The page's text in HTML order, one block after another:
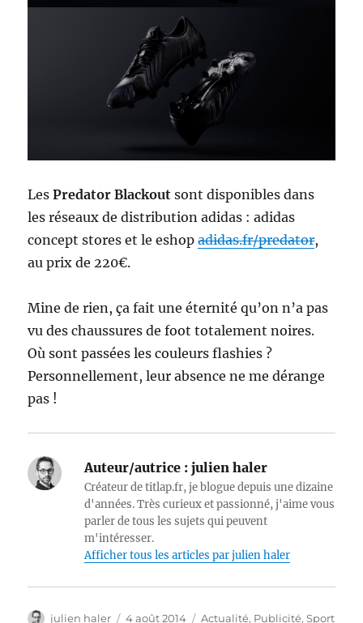
LesPredator Blackout sont disponibles dans
les réseaux de distribution adidas : adidas
concept stores et le eshopadidas.fr/predator,
au prix de 220€.
Mine de rien, ça fait une éternité qu’on n’a pas
vu des chaussures de foot totalement noires.
Où sont passées les couleurs flashies ?
Personnellement, leur absence ne me dérange
pas !
Auteur/autrice : julien haler
Créateur de titlap.fr, je blogue depuis une dizaine
d'années. Très curieux et passionné, j'aime vous
parler de tous les sujets qui peuvent
m'intéresser.
Afficher tous les articles par julien haler
Auteur
julien haler
Publié
4 août 2014 Catégories
Actualité, Publicité,Sport